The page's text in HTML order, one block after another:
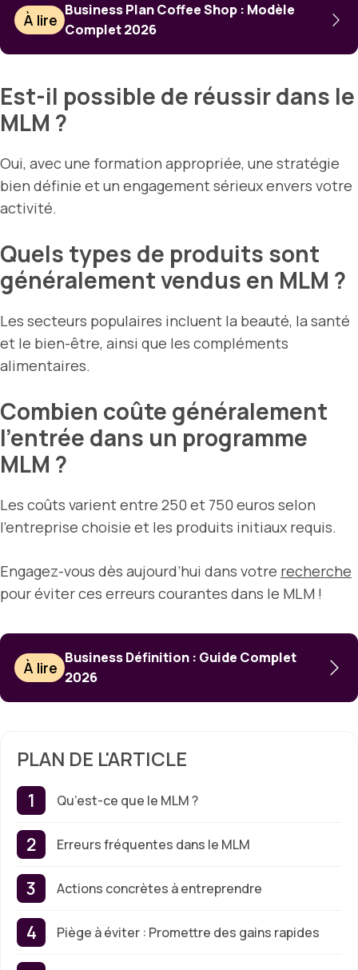
À lire
Business Plan Coffee Shop : Modèle
Complet 2026
Est-il possible de réussir dans le
MLM ?
Oui, avec une formation appropriée, une stratégie
bien définie et un engagement sérieux envers votre
activité.
Quels types de produits sont
généralement vendus en MLM ?
Les secteurs populaires incluent la beauté, la santé
et le bien-être, ainsi que les compléments
alimentaires.
Combien coûte généralement
l’entrée dans un programme
MLM ?
Les coûts varient entre 250 et 750 euros selon
l’entreprise choisie et les produits initiaux requis.
Engagez-vous dès aujourd’hui dans votre recherche
pour éviter ces erreurs courantes dans le MLM !
À lire
Business Définition : Guide Complet
2026
PLAN DE L'ARTICLE
Qu’est-ce que le MLM ?
Erreurs fréquentes dans le MLM
Actions concrètes à entreprendre
Piège à éviter : Promettre des gains rapides